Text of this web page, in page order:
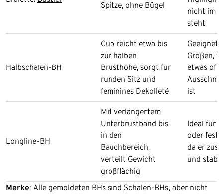
Spitze, ohne Bügel
nicht im
steht
Halbschalen-BH
Cup reicht etwa bis
zur halben
Brusthöhe, sorgt für
runden Sitz und
feminines Dekolleté
Geeignet
Größen,
etwas
ist
Longline-BH
Mit verlängertem
Unterbrustband bis
in den
Bauchbereich,
verteilt Gewicht
großflächig
Ideal für
oder
da er
und
Merke: Alle gemoldeten BHs sind Schalen-BHs, aber nicht